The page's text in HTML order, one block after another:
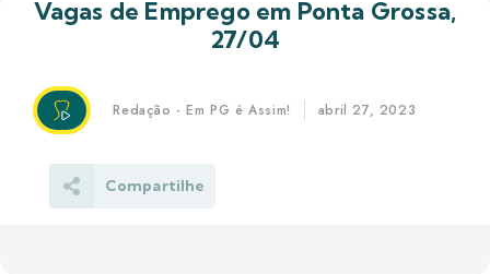
Vagas de Emprego em Ponta Grossa,
27/04
Redação - Em PG é Assim! abril 27, 2023
Compartilhe